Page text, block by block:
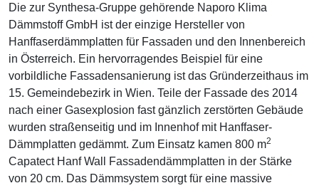
Die zur Synthesa-Gruppe gehörende Naporo Klima
Dämmstoff GmbH ist der einzige Hersteller von
Hanffaserdämmplatten für Fassaden und den Innenbereich
in Österreich. Ein hervorragendes Beispiel für eine
vorbildliche Fassadensanierung ist das Gründerzeithaus im
15. Gemeindebezirk in Wien. Teile der Fassade des 2014
nach einer Gasexplosion fast gänzlich zerstörten Gebäude
wurden straßenseitig und im Innenhof mit Hanffaser-
Dämmplatten gedämmt. Zum Einsatz kamen 800 m2
Capatect Hanf Wall Fassadendämmplatten in der Stärke
von 20 cm. Das Dämmsystem sorgt für eine massive